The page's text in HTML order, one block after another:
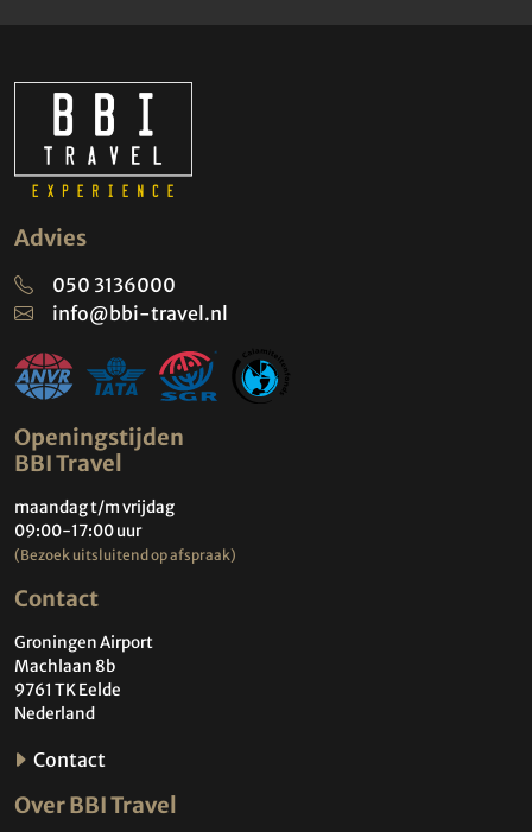
Advies
050 3136000
info@bbi-travel.nl
Openingstijden
BBI Travel
maandag t/m vrijdag
09:00-17:00 uur
(Bezoek uitsluitend op afspraak)
Contact
Groningen Airport
Machlaan 8b
9761 TK Eelde
Nederland
Contact
Over BBI Travel